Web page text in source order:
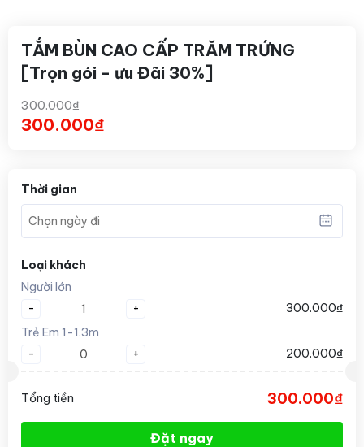
TẮM BÙN CAO CẤP TRĂM TRỨNG
[Trọn gói - ưu Đãi 30%]
300.000₫
300.000₫
Thời gian
Loại khách
Người lớn
-
+
300.000₫
Trẻ Em 1-1.3m
-
+ 200.000₫
Tổng tiền 300.000₫
Đặt ngay